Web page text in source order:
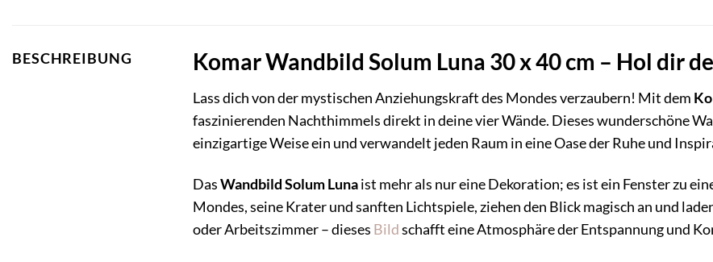
BESCHREIBUNG Komar Wandbild Solum Luna 30 x 40 cm – Hol dir
Lass dich von der mystischen Anziehungskraft des Mondes verzaubern! Mit dem
faszinierenden Nachthimmels direkt in deine vier Wände. Dieses wunderschöne
einzigartige Weise ein und verwandelt jeden Raum in eine Oase der Ruhe und
DasWandbild Solum Lunaist mehr als nur eine Dekoration; es ist ein Fenster zu
Mondes, seine Krater und sanften Lichtspiele, ziehen den Blick magisch an und
oder Arbeitszimmer – dieses Bildschafft eine Atmosphäre der Entspannung und